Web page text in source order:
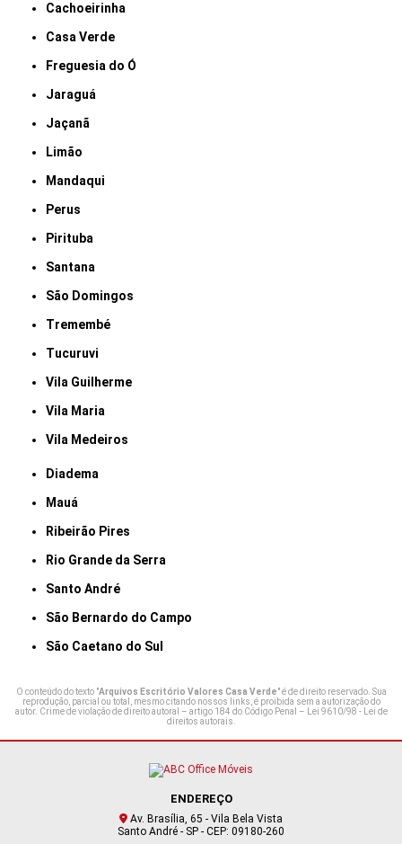
Cachoeirinha
Casa Verde
Freguesia do Ó
Jaraguá
Jaçanã
Limão
Mandaqui
Perus
Pirituba
Santana
São Domingos
Tremembé
Tucuruvi
Vila Guilherme
Vila Maria
Vila Medeiros
Diadema
Mauá
Ribeirão Pires
Rio Grande da Serra
Santo André
São Bernardo do Campo
São Caetano do Sul
O conteúdo do texto "Arquivos Escritório Valores Casa Verde" é de direito reservado. Sua
reprodução, parcial ou total, mesmo citando nossos links, é proibida sem a autorização do
autor. Crime de violação de direito autoral – artigo 184 do Código Penal – Lei 9610/98 - Lei de
direitos autorais.
ENDEREÇO
Av. Brasília, 65 - Vila Bela Vista
Santo André - SP - CEP: 09180-260